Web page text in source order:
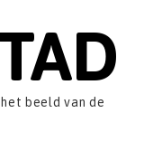
beeld van de